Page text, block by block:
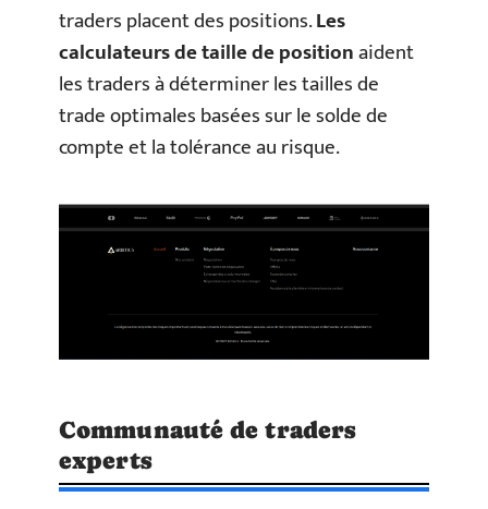
traders placent des positions.Les
calculateurs de taille de positionaident
les traders à déterminer les tailles de
trade optimales basées sur le solde de
compte et la tolérance au risque.
Communauté de traders
experts